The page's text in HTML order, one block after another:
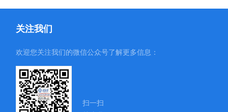
关注我们
欢迎您关注我们的微信公众号了解更多信息：
扫一扫